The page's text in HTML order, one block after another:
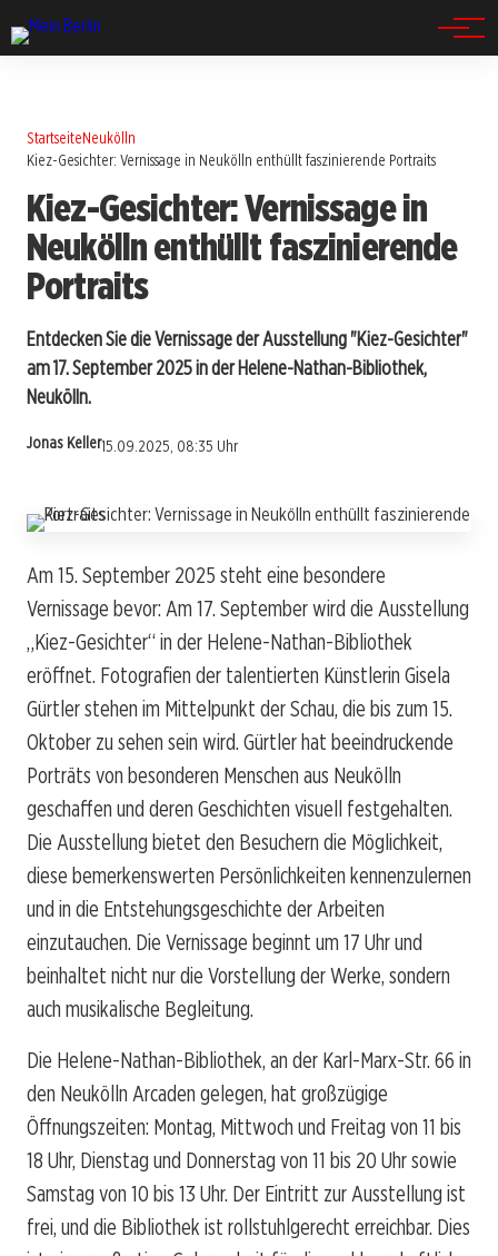
StartseiteNeukölln
Kiez-Gesichter: Vernissage in Neukölln enthüllt faszinierende Portraits
Kiez-Gesichter: Vernissage in
Neukölln enthüllt faszinierende
Portraits
Entdecken Sie die Vernissage der Ausstellung "Kiez-Gesichter"
am 17. September 2025 in der Helene-Nathan-Bibliothek,
Neukölln.
Jonas Keller15.09.2025, 08:35 Uhr
Am 15. September 2025 steht eine besondere
Vernissage bevor: Am 17. September wird die Ausstellung
„Kiez-Gesichter“ in der Helene-Nathan-Bibliothek
eröffnet. Fotografien der talentierten Künstlerin Gisela
Gürtler stehen im Mittelpunkt der Schau, die bis zum 15.
Oktober zu sehen sein wird. Gürtler hat beeindruckende
Porträts von besonderen Menschen aus Neukölln
geschaffen und deren Geschichten visuell festgehalten.
Die Ausstellung bietet den Besuchern die Möglichkeit,
diese bemerkenswerten Persönlichkeiten kennenzulernen
und in die Entstehungsgeschichte der Arbeiten
einzutauchen. Die Vernissage beginnt um 17 Uhr und
beinhaltet nicht nur die Vorstellung der Werke, sondern
auch musikalische Begleitung.
Die Helene-Nathan-Bibliothek, an der Karl-Marx-Str. 66 in
den Neukölln Arcaden gelegen, hat großzügige
Öffnungszeiten: Montag, Mittwoch und Freitag von 11 bis
18 Uhr, Dienstag und Donnerstag von 11 bis 20 Uhr sowie
Samstag von 10 bis 13 Uhr. Der Eintritt zur Ausstellung ist
frei, und die Bibliothek ist rollstuhlgerecht erreichbar. Dies